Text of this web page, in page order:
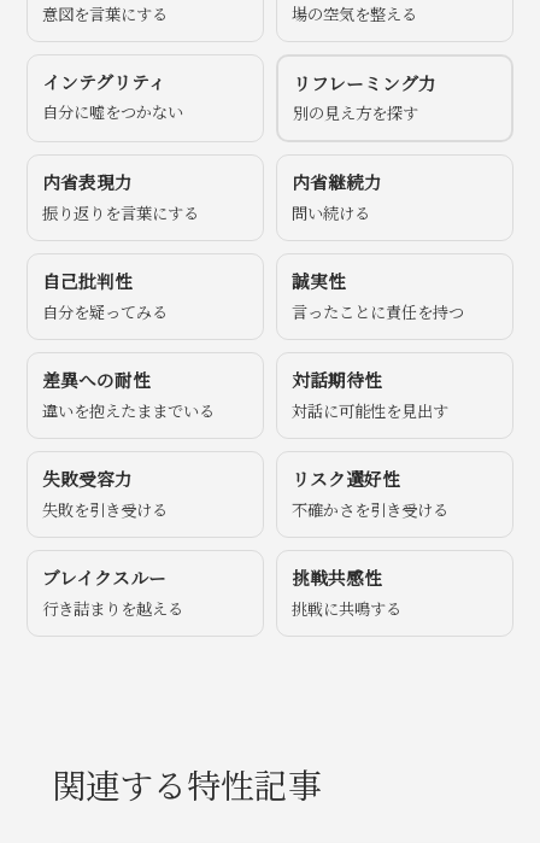
意図を言葉にする 場の空気を整える
インテグリティ
自分に嘘をつかない
リフレーミング力
別の見え方を探す
内省表現力
振り返りを言葉にする
内省継続力
問い続ける
自己批判性
自分を疑ってみる
誠実性
言ったことに責任を持つ
差異への耐性
違いを抱えたままでいる
対話期待性
対話に可能性を見出す
失敗受容力
失敗を引き受ける
リスク選好性
不確かさを引き受ける
ブレイクスルー
行き詰まりを越える
挑戦共感性
挑戦に共鳴する
関連する特性記事